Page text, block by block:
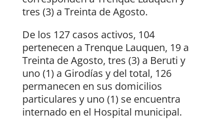
tres (3) a Treinta de Agosto.
De los 127 casos activos, 104
pertenecen a Trenque Lauquen, 19 a
Treinta de Agosto, tres (3) a Beruti y
uno (1) a Girodías y del total, 126
permanecen en sus domicilios
particulares y uno (1) se encuentra
internado en el Hospital municipal.